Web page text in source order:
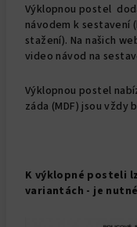
Výklopnou postel
návodem k
stažení). Na našich
video návod na
Výklopnou postel
záda (MDF) jsou vždy
K výklopné posteli
variantách - je